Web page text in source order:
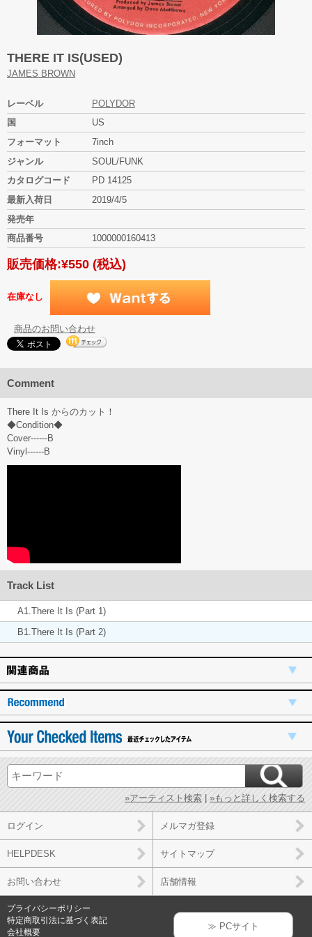
THERE IT IS(USED)
JAMES BROWN
レーベル
POLYDOR
国
US
フォーマット
7inch
ジャンル
SOUL/FUNK
カタログコード
PD 14125
最新入荷日
2019/4/5
発売年
商品番号
1000000160413
販売価格:¥550 (税込)
在庫なし
商品のお問い合わせ
Comment
There It Is からのカット！
◆Condition◆
Cover------B
Vinyl------B
Track List
A1.There It Is (Part 1)
B1.There It Is (Part 2)
»アーティスト検索 »もっと詳しく検索する
ログイン メルマガ登録
HELPDESK サイトマップ
お問い合わせ 店舗情報
プライバシーポリシー
特定商取引法に基づく表記
会社概要
≫ PCサイト